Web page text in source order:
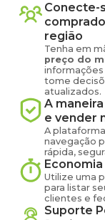
Conecte-
região
Tenha em
preço do
tome
atualizados.
A
e vender
A plataforma
navegação
rápida,
Utilize uma
para listar
clientes e
Suporte